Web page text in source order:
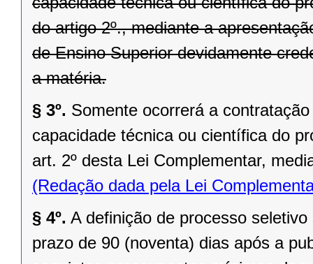
do artigo 2º., mediante a
de Ensino Superior devidamente
a matéria.
§ 3º. Somente ocorrerá a
capacidade técnica ou científica do
art. 2º desta Lei Complementar,
(Redação dada pela Lei
§ 4º. A definição de processo
prazo de 90 (noventa) dias após a